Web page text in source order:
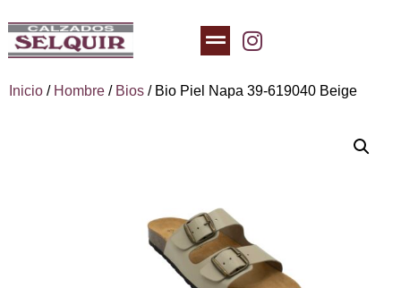
Inicio / Hombre / Bios / Bio Piel Napa 39-619040 Beige